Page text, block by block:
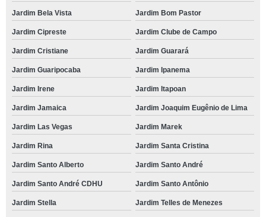
Jardim Bela Vista Jardim Bom Pastor
Jardim Cipreste Jardim Clube de Campo
Jardim Cristiane Jardim Guarará
Jardim Guaripocaba Jardim Ipanema
Jardim Irene Jardim Itapoan
Jardim Jamaica Jardim Joaquim Eugênio de Lima
Jardim Las Vegas Jardim Marek
Jardim Rina Jardim Santa Cristina
Jardim Santo Alberto Jardim Santo André
Jardim Santo André CDHU Jardim Santo Antônio
Jardim Stella Jardim Telles de Menezes